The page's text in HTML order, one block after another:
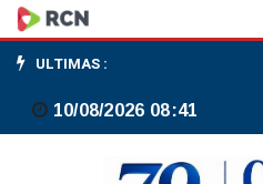
Samarco
reabre
programa
ULTIMAS :
10/08/2026 08:41